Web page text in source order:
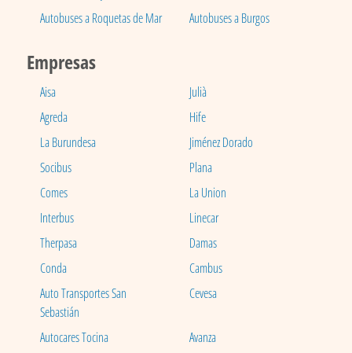
Autobuses a Roquetas de Mar
Autobuses a Burgos
Empresas
Aisa
Julià
Agreda
Hife
La Burundesa
Jiménez Dorado
Socibus
Plana
Comes
La Union
Interbus
Linecar
Therpasa
Damas
Conda
Cambus
Auto Transportes San
Sebastián
Cevesa
Autocares Tocina
Avanza